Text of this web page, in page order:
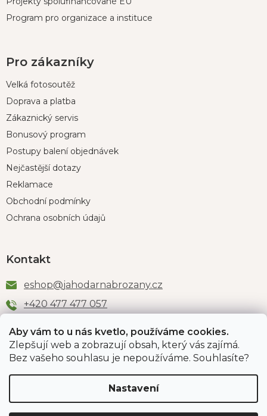
Aby vám to u nás kvetlo, používáme cookies.
Zlepšují web a zobrazují obsah, který vás zajímá.
Bez vašeho souhlasu je nepoužíváme. Souhlasíte?
Nastavení
Program pro organizace a instituce
Pro zákazníky
Velká fotosoutěž
Doprava a platba
Zákaznický servis
Bonusový program
Postupy balení objednávek
Nejčastější dotazy
Reklamace
Obchodní podmínky
Ochrana osobních údajů
Kontakt
eshop@jahodarnabrozany.cz
+420 477 477 057
Odběr newsletteru